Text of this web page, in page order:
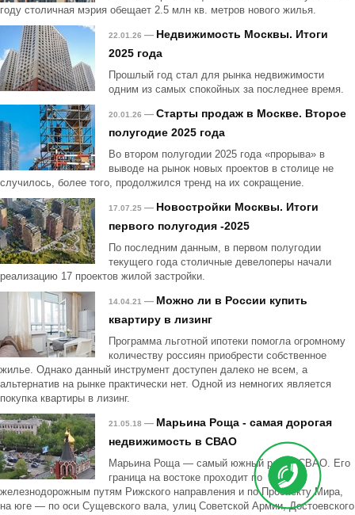
году столичная мэрия обещает 2.5 млн кв. метров нового жилья.
22.01.26 — Недвижимость Москвы. Итоги
2025 года
Прошлый год стал для рынка недвижимости
одним из самых спокойных за последнее время.
20.01.26 — Старты продаж в Москве. Второе
полугодие 2025 года
Во втором полугодии 2025 года «прорыва» в
выводе на рынок новых проектов в столице не
случилось, более того, продолжился тренд на их сокращение.
17.07.25 — Новостройки Москвы. Итоги
первого полугодия -2025
По последним данным, в первом полугодии
текущего года столичные девелоперы начали
реализацию 17 проектов жилой застройки.
14.04.21 — Можно ли в России купить
квартиру в лизинг
Программа льготной ипотеки помогла огромному
количеству россиян приобрести собственное
жилье. Однако данный инструмент доступен далеко не всем, а
альтернатив на рынке практически нет. Одной из немногих является
покупка квартиры в лизинг.
21.05.18 — Марьина Роща - самая дорогая
недвижимость в СВАО
Марьина Роща — самый южный район СВАО. Его
граница на востоке проходит по
железнодорожным путям Рижского направления и по Проспекту Мира,
на юге — по оси Сущевского вала, улиц Советской Армии, Достоевского